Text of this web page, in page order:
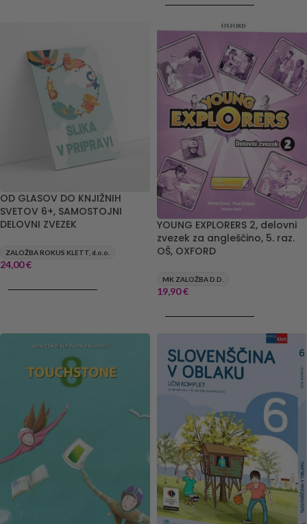
OD GLASOV DO KNJIŽNIH
SVETOV 6+, SAMOSTOJNI
DELOVNI ZVEZEK
ZALOŽBA ROKUS KLETT, d.o.o.
24,00€
YOUNG EXPLORERS 2, delovni
zvezek za angleščino, 5. raz.
OŠ, OXFORD
MK ZALOŽBA D.D.
19,90€